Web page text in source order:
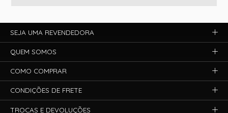
SEJA UMA REVENDEDORA
QUEM SOMOS
COMO COMPRAR
CONDIÇÕES DE FRETE
TROCAS E DEVOLUÇÕES